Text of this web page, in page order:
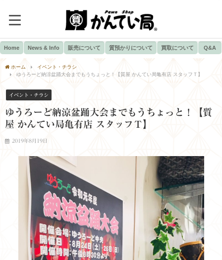
Home News & Info 販売について 質預かりについて 買取について Q&A
ホーム
イベント・チラシ
ゆうろーど納涼盆踊大会までもうちょっと！【質屋 かんてい局亀有店 スタッフＴ】
イベント・チラシ
ゆうろーど納涼盆踊大会までもうちょっと！【質
屋 かんてい局亀有店 スタッフＴ】
2019年8月19日